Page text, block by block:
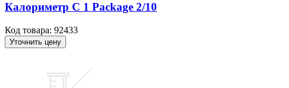
Калориметр C 1 Package 2/10
Код товара: 92433
Уточнить цену